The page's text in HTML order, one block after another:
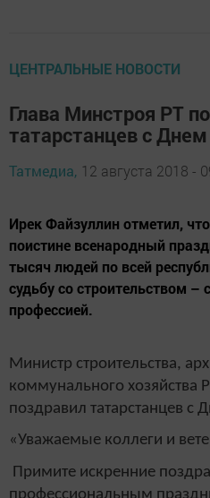
ЦЕНТРАЛЬНЫЕ НОВОСТИ
Глава Минстроя РТ
татарстанцев с
Татмедиа, 12 августа 2018 -
Ирек Файзуллин отметил,
поистине всенародный
тысяч людей по всей
судьбу со строительством –
профессией.
Министр строительства,
коммунального хозяйства
поздравил татарстанцев с
«Уважаемые коллеги и
Примите искренние